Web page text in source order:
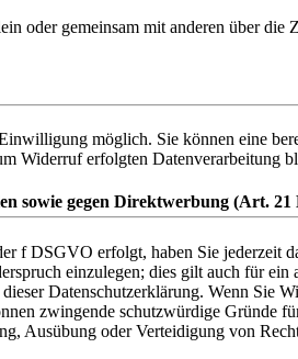
oder gemeinsam mit anderen über
möglich. Sie können eine
Widerruf erfolgten Datenverarbeitung
sowie gegen Direktwerbung (Art. 21
f DSGVO erfolgt, haben Sie jederzeit
einzulegen; dies gilt auch für
Datenschutzerklärung. Wenn Sie
zwingende schutzwürdige Gründe
Ausübung oder Verteidigung von